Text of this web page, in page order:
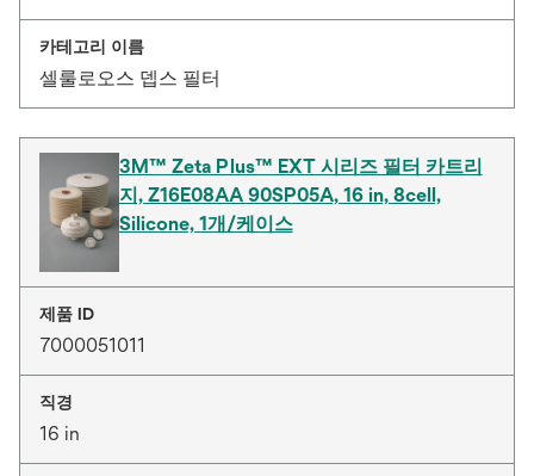
카테고리 이름
셀룰로오스 뎁스 필터
3M™ Zeta Plus™ EXT 시리즈 필터 카트리
지, Z16E08AA 90SP05A, 16 in, 8cell,
Silicone, 1개/케이스
제품 ID
7000051011
직경
16 in